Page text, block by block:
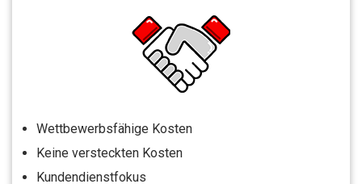
Wettbewerbsfähige Kosten
Keine versteckten Kosten
Kundendienstfokus